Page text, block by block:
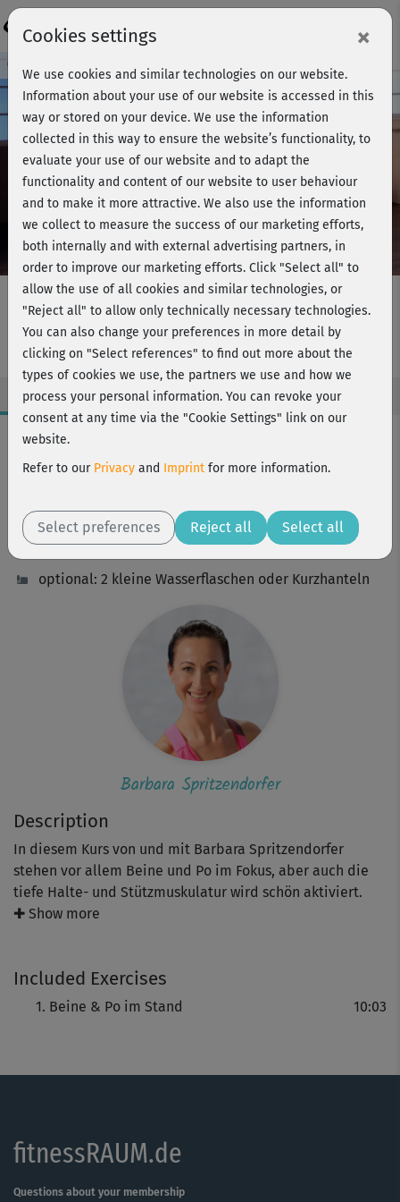
Play
Video
Course preview - join now!
Barbaras BBP - Beine & Po
Description
In diesem Kurs von und mit Barbara Spritzendorfer
stehen vor allem Beine und Po im Fokus, aber auch die
tiefe Halte- und Stützmuskulatur wird schön aktiviert.
Die sympathische Österreicherin zeigt dir einfache, aber
vorausgesetzt.
aktiviere deine Körperspannung und gehe dann immer
Oberschenkel! Für die anschließende Balance-Übung im
✚ Show more
Included Exercises
Beine & Po im Stand 10:03
Workout Facts
beginner
80 kcal
Barbara Spritzendorfer
optional: 2 kleine Wasserflaschen oder Kurzhanteln
Barbara Spritzendorfer
fitnessRAUM.de
Questions about your membership
Cookies settings ×
We use cookies and similar technologies on our website.
Information about your use of our website is accessed in this
way or stored on your device. We use the information
collected in this way to ensure the website’s functionality, to
evaluate your use of our website and to adapt the
functionality and content of our website to user behaviour
and to make it more attractive. We also use the information
we collect to measure the success of our marketing efforts,
both internally and with external advertising partners, in
order to improve our marketing efforts. Click "Select all" to
allow the use of all cookies and similar technologies, or
"Reject all" to allow only technically necessary technologies.
You can also change your preferences in more detail by
clicking on "Select references" to find out more about the
types of cookies we use, the partners we use and how we
process your personal information. You can revoke your
consent at any time via the "Cookie Settings" link on our
website.
Refer to our Privacy and Imprint for more information.
Select preferences Reject all Select all